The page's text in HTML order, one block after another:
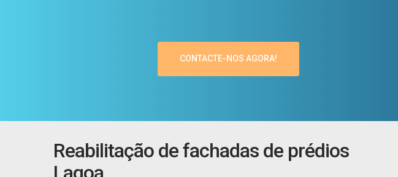
CONTACTE-NOS AGORA!
Reabilitação de fachadas de prédios